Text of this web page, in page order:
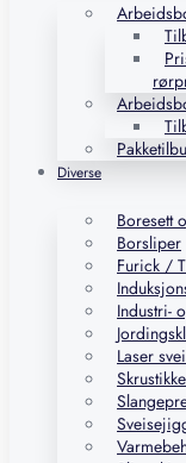
Diverse
Boresett
Borsliper
Furick /
Industri-
Laser